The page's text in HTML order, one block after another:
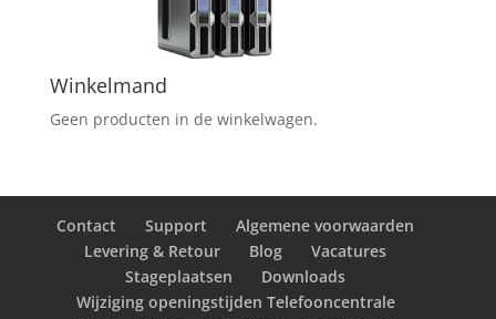
Winkelmand
Geen producten in de winkelwagen.
Contact Support
Algemene voorwaarden
Levering & Retour
Blog
Vacatures
Stageplaatsen
Downloads
Wijziging openingstijden Telefooncentrale